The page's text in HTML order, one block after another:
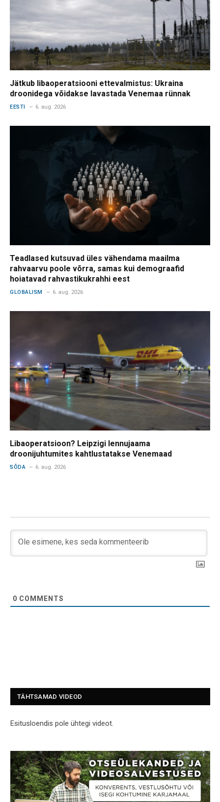
Jätkub libaoperatsiooni ettevalmistus: Ukraina
droonidega võidakse lavastada Venemaa rünnak
EESTI 6. aug. 2026
Teadlased kutsuvad üles vähendama maailma
rahvaarvu poole võrra, samas kui demograafid
hoiatavad rahvastikukrahhi eest
GLOBALISM 6. aug. 2026
Libaoperatsioon? Leipzigi lennujaama
droonijuhtumites kahtlustatakse Venemaad
SÕDA 6. aug. 2026
0 COMMENTS
TÄHTSAMAD VIDEOD
Esitusloendis pole ühtegi videot.